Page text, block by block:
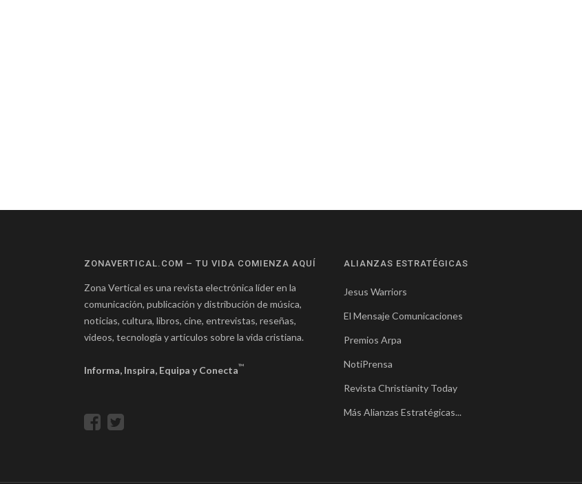
ZONAVERTICAL.COM – TU VIDA COMIENZA AQUÍ
Zona Vertical es una revista electrónica líder en la
comunicación, publicación y distribución de música,
noticias, cultura, libros, cine, entrevistas, reseñas,
videos, tecnología y artículos sobre la vida cristiana.
Informa, Inspira, Equipa y Conecta™
ALIANZAS ESTRATÉGICAS
Jesus Warriors
El Mensaje Comunicaciones
Premios Arpa
NotiPrensa
Revista Christianity Today
Más Alianzas Estratégicas...